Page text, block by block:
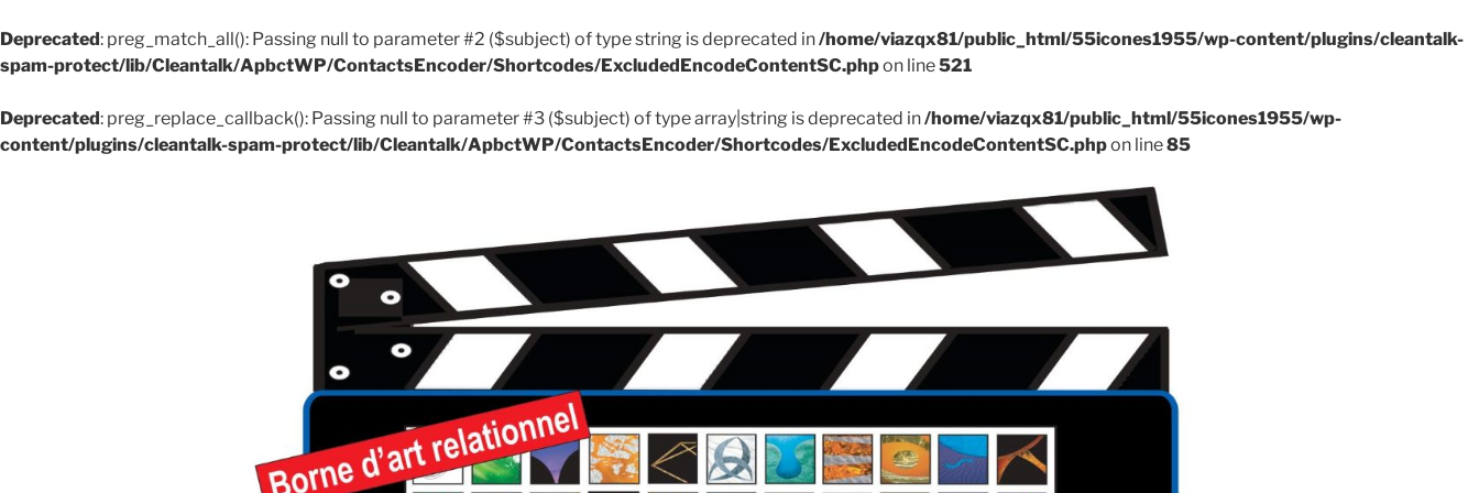
Deprecated: preg_match_all(): Passing null to parameter #2 ($subject) of type string is deprecated in/home/viazqx81/public_html/55icones1955/wp-content/plugins/cleantalk-
spam-protect/lib/Cleantalk/ApbctWP/ContactsEncoder/Shortcodes/ExcludedEncodeContentSC.phpon line521
Deprecated: preg_replace_callback(): Passing null to parameter #3 ($subject) of type array|string is deprecated in/home/viazqx81/public_html/55icones1955/wp-
content/plugins/cleantalk-spam-protect/lib/Cleantalk/ApbctWP/ContactsEncoder/Shortcodes/ExcludedEncodeContentSC.phpon line85